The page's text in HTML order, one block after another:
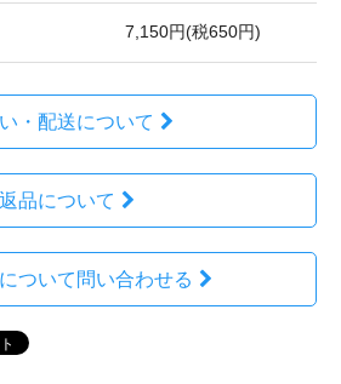
7,150円(税650円)
・配送について
返品について
ついて問い合わせる